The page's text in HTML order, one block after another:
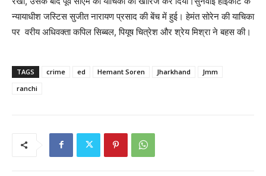
न्यायाधीश जस्टिस सुजीत नारायण प्रसाद की बेंच में हुई। हेमंत सोरेन की याचिका
पर वरीय अधिवक्ता कपिल सिब्बल, पियूष चित्रेश और श्रेय मिश्रा ने बहस की।
TAGS crime ed Hemant Soren Jharkhand
Jmm
ranchi